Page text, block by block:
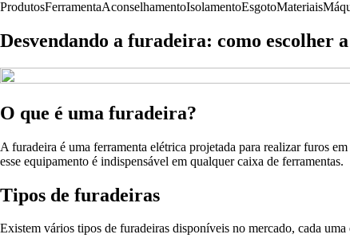
ProdutosFerramentaAconselhamentoIsolamentoEsgotoMateriais
Desvendando a furadeira: como escolher
O que é uma furadeira?
A furadeira é uma ferramenta elétrica projetada para realizar furos
esse equipamento é indispensável em qualquer caixa de ferramentas.
Tipos de furadeiras
Existem vários tipos de furadeiras disponíveis no mercado, cada